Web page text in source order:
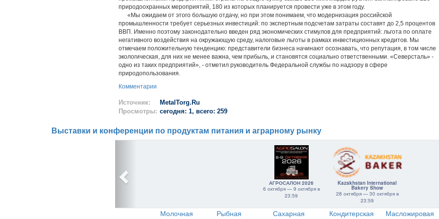
природоохранных мероприятий, 180 из которых планируется провести уже в этом году.
«Мы ожидаем от этого большую отдачу, но при этом понимаем, что модернизация российской
промышленности требует серьезных инвестиций: по экспертным подсчетам затраты составят до 2,5 процентов
ВВП. Именно поэтому законодательно введен ряд экономических стимулов для предприятий: льгота по оплате
негативного воздействия на окружающую среду, налоговые льготы в рамках инвестиционных кредитов. Мы
отмечаем положительную тенденцию: представители бизнеса начинают осознавать, что репутация, в том числе
экологическая, для них не менее важна, чем прибыль, и становятся социально ответственными. «Северсталь» -
одно из таких предприятий», - отметил руководитель Федеральной службы по надзору в сфере
природопользования.
Комментарии
Источник:
MetalTorg.Ru
Просмотры: сегодня: 1, всего: 259
Выставки и конференции по продуктам питания и аграрному рынку
АГРОСАЛОН 2026
6 октября — 9 октября в
23:59
Kazakhstan International
Bakery Show
28 октября — 30 октября в
23:59
Молочная
Рыбная
Сахарная
Кондитерская
Масложировая